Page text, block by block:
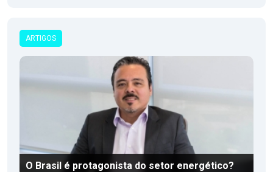
ARTIGOS
O Brasil é protagonista do setor energético?